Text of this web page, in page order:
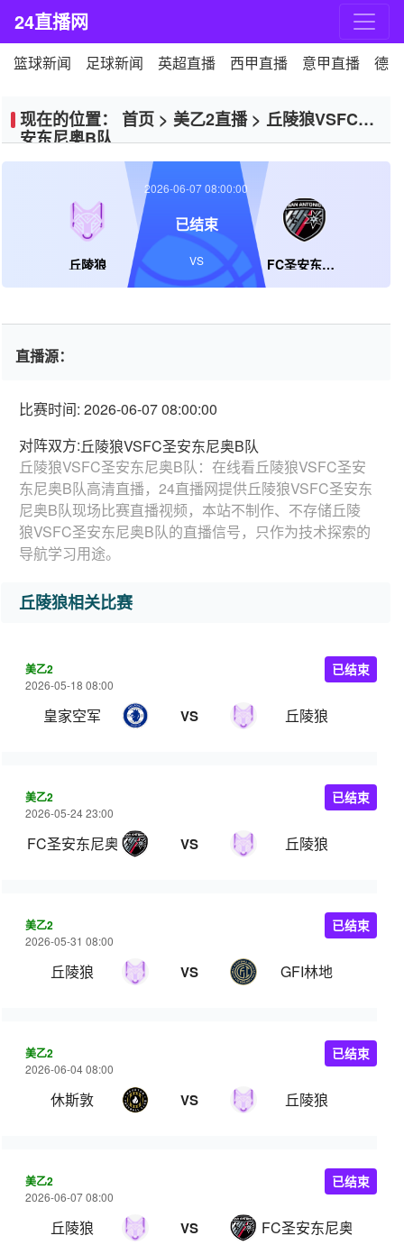
24直播网
篮球新闻 足球新闻 英超直播 西甲直播 意甲直播 德
现在的位置： 首页 > 美乙2直播> 丘陵狼VSFC圣
安东尼奥B队
丘陵狼 FC圣安东尼奥B队
2026-06-07 08:00:00
已结束
VS
直播源：
比赛时间: 2026-06-07 08:00:00
对阵双方:丘陵狼VSFC圣安东尼奥B队
丘陵狼VSFC圣安东尼奥B队：在线看丘陵狼VSFC圣安
东尼奥B队高清直播，24直播网提供丘陵狼VSFC圣安东
尼奥B队现场比赛直播视频，本站不制作、不存储丘陵
狼VSFC圣安东尼奥B队的直播信号，只作为技术探索的
导航学习用途。
丘陵狼相关比赛
美乙2
2026-05-18 08:00
皇家空军 VS 丘陵狼
已结束
美乙2
2026-05-24 23:00
FC圣安东尼奥B队 VS 丘陵狼
已结束
美乙2
2026-05-31 08:00
丘陵狼 VS GFI林地
已结束
美乙2
2026-06-04 08:00
休斯敦 VS 丘陵狼
已结束
美乙2
2026-06-07 08:00
丘陵狼 VS FC圣安东尼奥B队
已结束